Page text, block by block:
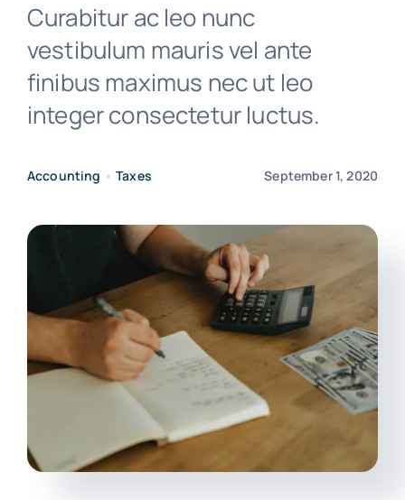
Curabitur ac leo nunc
vestibulum mauris vel ante
finibus maximus nec ut leo
integer consectetur luctus.
Accounting •Taxes September 1, 2020